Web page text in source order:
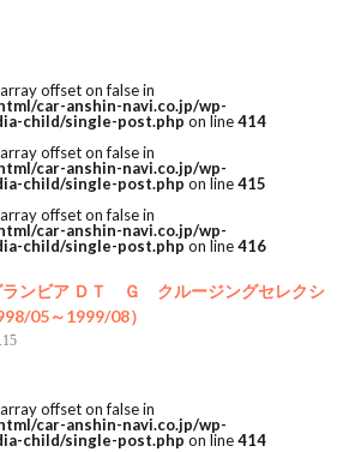
offset on false in
car-anshin-navi.co.jp/wp-
child/single-post.php on line414
offset on false in
car-anshin-navi.co.jp/wp-
child/single-post.php on line415
offset on false in
car-anshin-navi.co.jp/wp-
child/single-post.php on line416
ランビア ＤＴ Ｇ クルージングセレクシ
05～1999/08）
offset on false in
car-anshin-navi.co.jp/wp-
child/single-post.php on line414